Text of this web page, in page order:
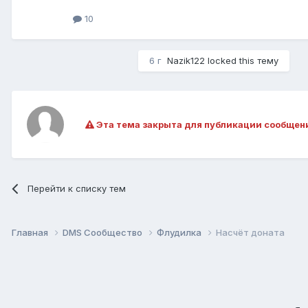
10
6 г Nazik122 locked this тему
Эта тема закрыта для публикации
Перейти к списку тем
Главная DMS Сообщество Флудилка Насчёт доната